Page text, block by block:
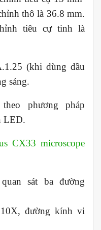
thô là 36.8 mm.
tiêu cự tinh là
(khi dùng dầu
sáng.
phương pháp
LED.
CX33 microscope
sát ba đường
đường kính vi